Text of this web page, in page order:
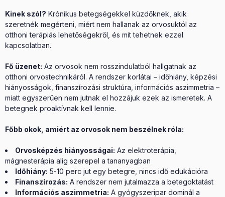
Kinek szól? Krónikus betegségekkel küzdőknek, akik
szeretnék megérteni, miért nem hallanak az orvosuktól az
otthoni terápiás lehetőségekről, és mit tehetnek ezzel
kapcsolatban.
Fő üzenet: Az orvosok nem rosszindulatból hallgatnak az
otthoni orvostechnikáról. A rendszer korlátai – időhiány, képzési
hiányosságok, finanszírozási struktúra, információs aszimmetria –
miatt egyszerűen nem jutnak el hozzájuk ezek az ismeretek. A
betegnek proaktívnak kell lennie.
Főbb okok, amiért az orvosok nem beszélnek róla:
Orvosképzés hiányosságai: Az elektroterápia,
mágnesterápia alig szerepel a tananyagban
Időhiány: 5-10 perc jut egy betegre, nincs idő edukációra
Finanszírozás: A rendszer nem jutalmazza a betegoktatást
Információs aszimmetria: A gyógyszeripar dominál a